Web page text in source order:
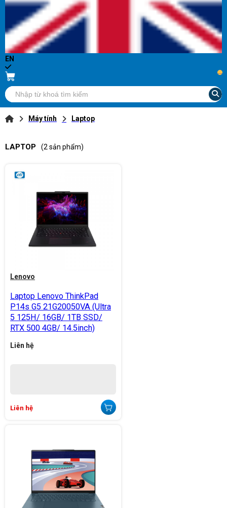
EN
...
Máy tính Laptop
LAPTOP (2 sản phẩm)
Lenovo
Laptop Lenovo ThinkPad
P14s G5 21G20050VA (Ultra
5 125H/ 16GB/ 1TB SSD/
RTX 500 4GB/ 14.5inch)
Liên hệ
Liên hệ